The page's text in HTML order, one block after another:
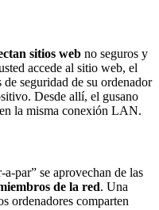
sitios web no seguros y
accede al sitio web, el
seguridad de su ordenador
Desde allí, el gusano
la misma conexión LAN.
par” se aprovechan de las
de la red. Una
ordenadores comparten